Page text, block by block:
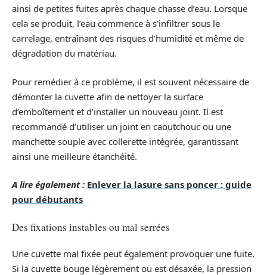
ainsi de petites fuites après chaque chasse d’eau. Lorsque
cela se produit, l’eau commence à s’infiltrer sous le
carrelage, entraînant des risques d’humidité et même de
dégradation du matériau.
Pour remédier à ce problème, il est souvent nécessaire de
démonter la cuvette afin de nettoyer la surface
d’emboîtement et d’installer un nouveau joint. Il est
recommandé d’utiliser un joint en caoutchouc ou une
manchette souple avec collerette intégrée, garantissant
ainsi une meilleure étanchéité.
A lire également : Enlever la lasure sans poncer : guide
pour débutants
Des fixations instables ou mal serrées
Une cuvette mal fixée peut également provoquer une fuite.
Si la cuvette bouge légèrement ou est désaxée, la pression